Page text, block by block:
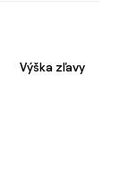
Výška zľavy